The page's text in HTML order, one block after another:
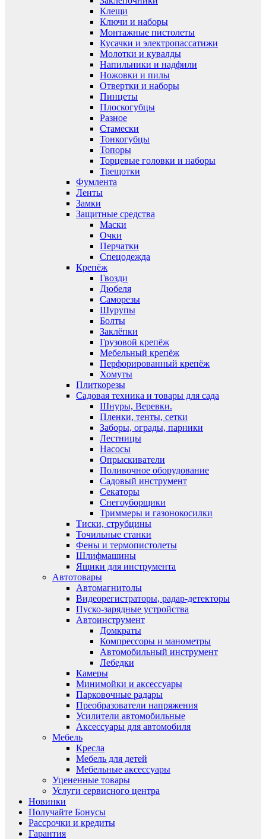
Клещи
Ключи и наборы
Монтажные пистолеты
Кусачки и электропассатижи
Молотки и кувалды
Напильники и надфили
Ножовки и пилы
Отвертки и наборы
Пинцеты
Плоскогубцы
Разное
Стамески
Тонкогубцы
Топоры
Торцевые головки и наборы
Трещотки
Фумлента
Ленты
Замки
Защитные средства
Маски
Очки
Перчатки
Спецодежда
Крепёж
Гвозди
Дюбеля
Саморезы
Шурупы
Болты
Заклёпки
Грузовой крепёж
Мебельный крепёж
Перфорированный крепёж
Хомуты
Плиткорезы
Садовая техника и товары для сада
Шнуры, Веревки.
Пленки, тенты, сетки
Заборы, ограды, парники
Лестницы
Насосы
Опрыскиватели
Поливочное оборудование
Садовый инструмент
Секаторы
Снегоуборщики
Триммеры и газонокосилки
Тиски, струбцины
Точильные станки
Фены и термопистолеты
Шлифмашины
Ящики для инструмента
Автотовары
Автомагнитолы
Видеорегистраторы, радар-детекторы
Пуско-зарядные устройства
Автоинструмент
Домкраты
Компрессоры и манометры
Автомобильный инструмент
Лебедки
Камеры
Минимойки и аксессуары
Парковочные радары
Преобразователи напряжения
Усилители автомобильные
Аксессуары для автомобиля
Мебель
Кресла
Мебель для детей
Мебельные аксессуары
Уцененные товары
Услуги сервисного центра
Новинки
Получайте Бонусы
Рассрочки и кредиты
Гарантия